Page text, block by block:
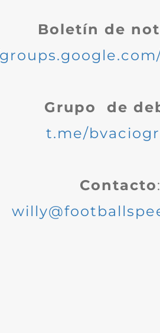
Boletín de
Grupo de
t.me/
Contacto: